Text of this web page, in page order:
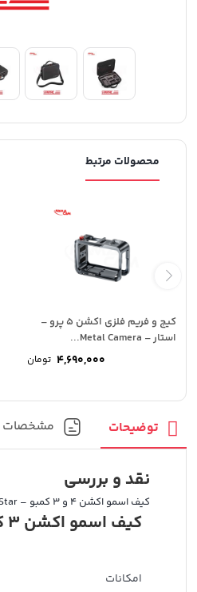
محصولات مرتبط
کیج و فریم فلزی اکشن 5 پرو –
استار – Metal Camera...
4,690,000 تومان
توضیحات مشخصات
نقد و بررسی
کیف اسمو اکشن 4 و 3 کمبو – Bag for DJI Action 4 & 3 Adventure Combo – Star
کیف اسمو اکشن 3 کمبو – Bag for DJI Action 3 Adventure Combo – Star
امکانات